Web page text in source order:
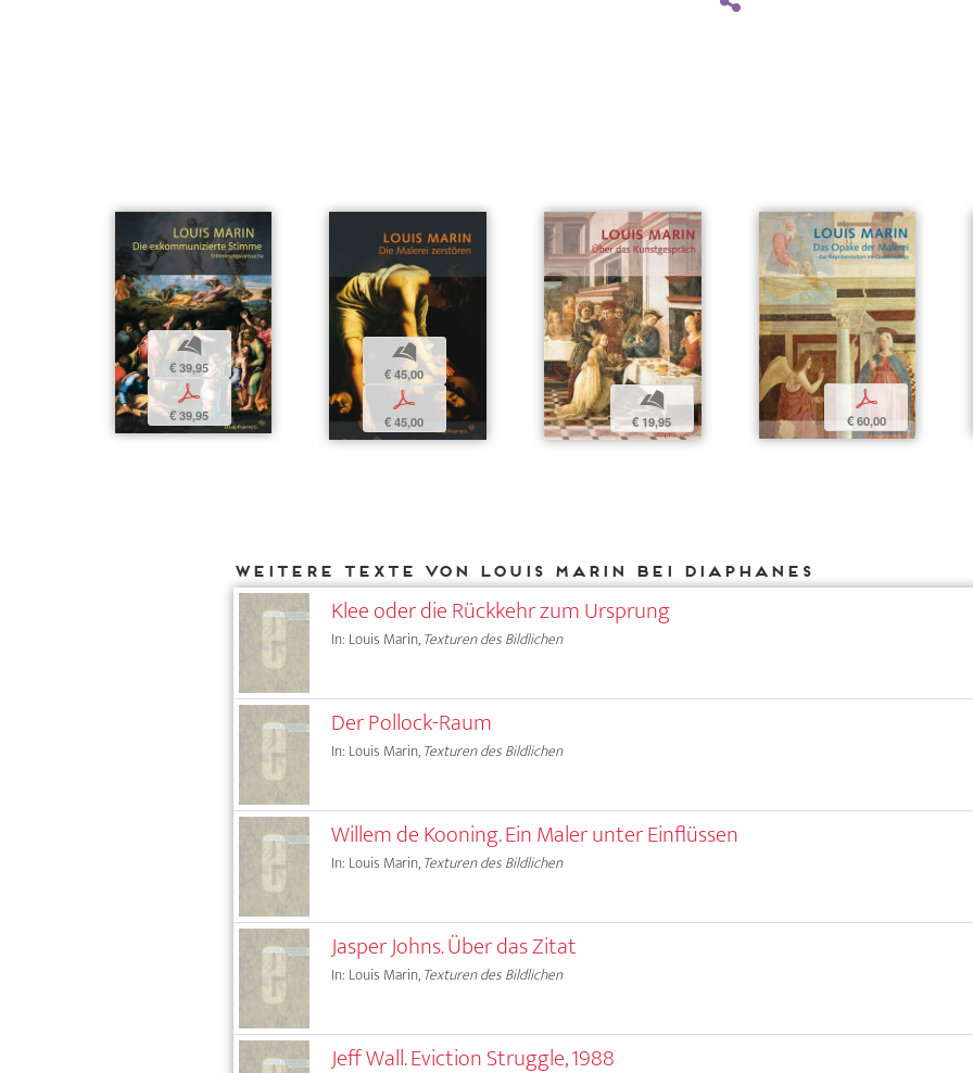
b
€ 39,95
p
€ 39,95
b
€ 45,00
p
€ 45,00
b
€ 19,95
p
€ 60,00
Weitere Texte von Louis Marin bei DIAPHANES
Klee oder die Rückkehr zum Ursprung
In: Louis Marin,Texturen des Bildlichen
Der Pollock-Raum
In: Louis Marin,Texturen des Bildlichen
Willem de Kooning. Ein Maler unter Einflüssen
In: Louis Marin,Texturen des Bildlichen
Jasper Johns. Über das Zitat
In: Louis Marin,Texturen des Bildlichen
Jeff Wall. Eviction Struggle, 1988